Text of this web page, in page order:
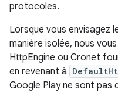
protocoles.
Lorsque vous envisagez
manière isolée, nous
HttpEngine ou Cronet
en revenant à
Google Play ne sont pas